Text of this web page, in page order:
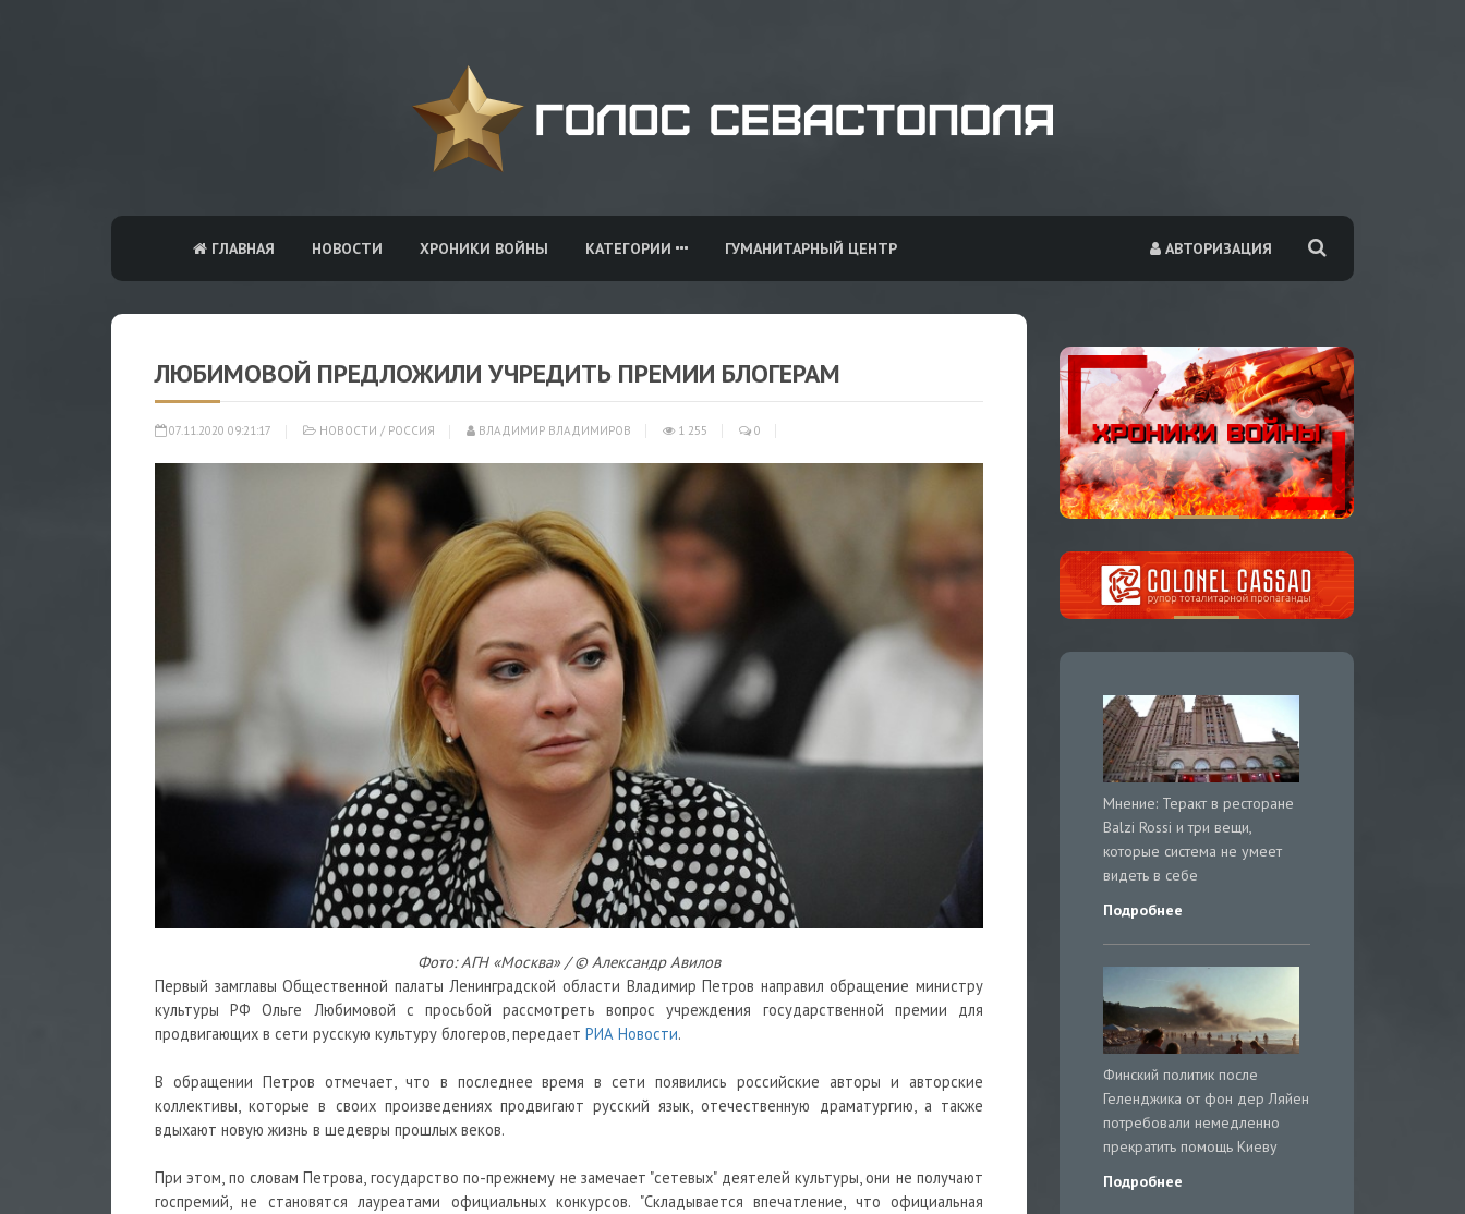
АВТОРИЗАЦИЯ
ГЛАВНАЯ НОВОСТИ ХРОНИКИ ВОЙНЫ КАТЕГОРИИ ГУМАНИТАРНЫЙ ЦЕНТР
ЛЮБИМОВОЙ ПРЕДЛОЖИЛИ УЧРЕДИТЬ ПРЕМИИ БЛОГЕРАМ
07.11.2020 09:21:17 НОВОСТИ / РОССИЯ ВЛАДИМИР ВЛАДИМИРОВ 1 255 0
Фото: АГН «Москва» / © Александр Авилов
Первый замглавы Общественной палаты Ленинградской области Владимир Петров направил обращение министру
культуры РФ Ольге Любимовой с просьбой рассмотреть вопрос учреждения государственной премии для
продвигающих в сети русскую культуру блогеров, передает РИА Новости.
В обращении Петров отмечает, что в последнее время в сети появились российские авторы и авторские
коллективы, которые в своих произведениях продвигают русский язык, отечественную драматургию, а также
вдыхают новую жизнь в шедевры прошлых веков.
При этом, по словам Петрова, государство по-прежнему не замечает "сетевых" деятелей культуры, они не получают
госпремий, не становятся лауреатами официальных конкурсов. "Складывается впечатление, что официальная
Мнение: Теракт в ресторане
Balzi Rossi и три вещи,
которые система не умеет
видеть в себе
Подробнее
Финский политик после
Геленджика от фон дер Ляйен
потребовали немедленно
прекратить помощь Киеву
Подробнее